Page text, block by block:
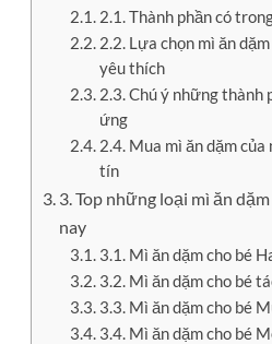
2.1. Thành phần có
2.2. Lựa chọn mì ăn
yêu thích
2.3. Chú ý những thành
ứng
2.4. Mua mì ăn dặm
tín
3. Top những loại mì ăn
nay
3.1. Mì ăn dặm cho bé
3.2. Mì ăn dặm cho bé
3.3. Mì ăn dặm cho bé
3.4. Mì ăn dặm cho bé